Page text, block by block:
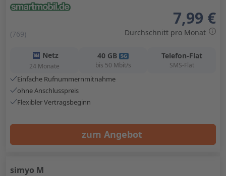
(769)
7,99 €
Durchschnitt pro Monat
Netz
24 Monate
40 GB
bis 50 Mbit/s
Telefon-Flat
SMS-Flat
Einfache Rufnummernmitnahme
ohne Anschlusspreis
Flexibler Vertragsbeginn
zum Angebot
simyo M